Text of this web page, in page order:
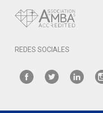
REDES SOCIALES